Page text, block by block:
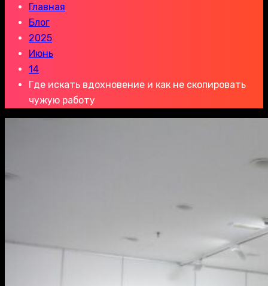
Главная
Блог
2025
Июнь
14
Где искать вдохновение и как не скопировать
чужую работу